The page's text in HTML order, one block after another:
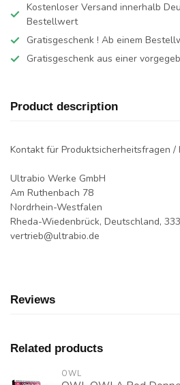
Kostenloser Versand innerhalb
Bestellwert
Gratisgeschenk ! Ab einem
Gratisgeschenk aus einer
Product description
Kontakt für Produktsicherheitsfragen /
Ultrabio Werke GmbH
Am Ruthenbach 78
Nordrhein-Westfalen
Rheda-Wiedenbrück, Deutschland,
vertrieb@ultrabio.de
Reviews
Related products
OWL